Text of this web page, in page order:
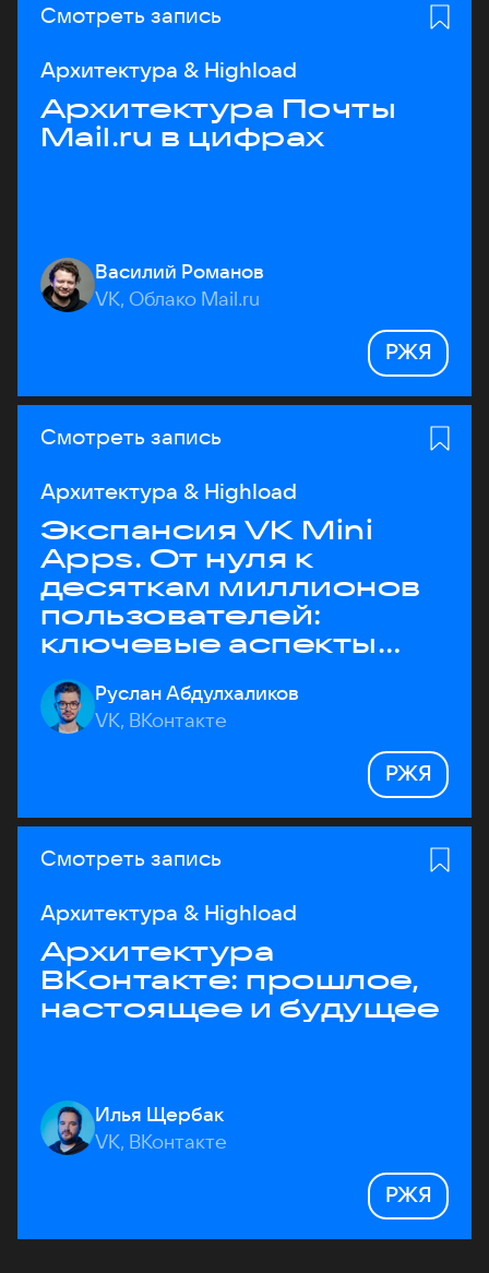
Смотреть запись
Архитектура & Highload
Архитектура Почты
Mail.ru в цифрах
Василий Романов
VK, Облако Mail.ru
РЖЯ
Смотреть запись
Архитектура & Highload
Экспансия VK Mini
Apps. От нуля к
десяткам миллионов
пользователей:
ключевые аспекты
архитектуры
Руслан Абдулхаликов
VK, ВКонтакте
РЖЯ
Смотреть запись
Архитектура & Highload
Архитектура
ВКонтакте: прошлое,
настоящее и будущее
Илья Щербак
VK, ВКонтакте
РЖЯ